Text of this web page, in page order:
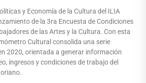
y Economía de la Cultura del ILIA
de la 3ra Encuesta de Condiciones
de las Artes y la Cultura. Con esta
Cultural consolida una serie
2020, orientada a generar información
ingresos y condiciones de trabajo del